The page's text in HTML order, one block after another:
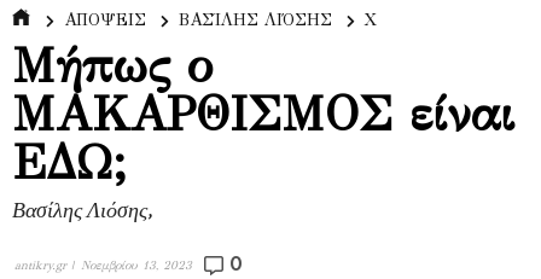
ΑΠΟΨΕΙΣ ΒΑΣΊΛΗΣ ΛΙΌΣΗΣ Χ
Μήπως ο
ΜΑΚΑΡΘΙΣΜΟΣ είναι
ΕΔΩ;
Βασίλης Λιόσης,
antikry.gr | Νοεμβρίου 13, 2023 0